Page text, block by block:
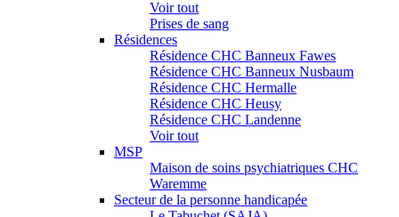
Voir tout
Prises de sang
Résidences
Résidence CHC Banneux Fawes
Résidence CHC Banneux Nusbaum
Résidence CHC Hermalle
Résidence CHC Heusy
Résidence CHC Landenne
Voir tout
MSP
Maison de soins psychiatriques CHC
Waremme
Secteur de la personne handicapée